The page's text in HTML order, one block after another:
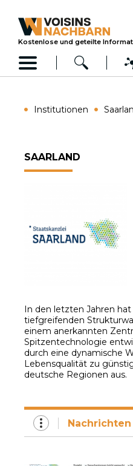
Kostenlose und geteilte
Institutionen
SAARLAND
In den letzten Jahren hat
tiefgreifenden
einem anerkannten
Spitzentechnologie
durch eine dynamische
Lebensqualität zu
deutsche Regionen aus.
Nachrichten